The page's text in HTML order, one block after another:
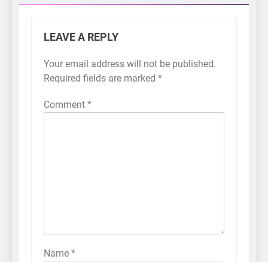
LEAVE A REPLY
Your email address will not be published.
Required fields are marked *
Comment *
Name *